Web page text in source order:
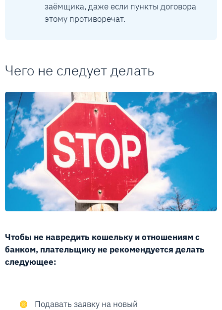
заёмщика, даже если пункты договора
этому противоречат.
Чего не следует делать
Чтобы не навредить кошельку и отношениям с
банком, плательщику не рекомендуется делать
следующее:
Подавать заявку на новый